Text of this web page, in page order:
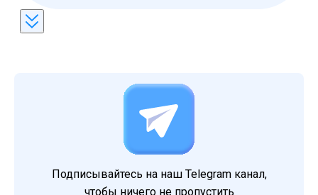
Подписывайтесь на наш Telegram канал,
чтобы ничего не пропустить